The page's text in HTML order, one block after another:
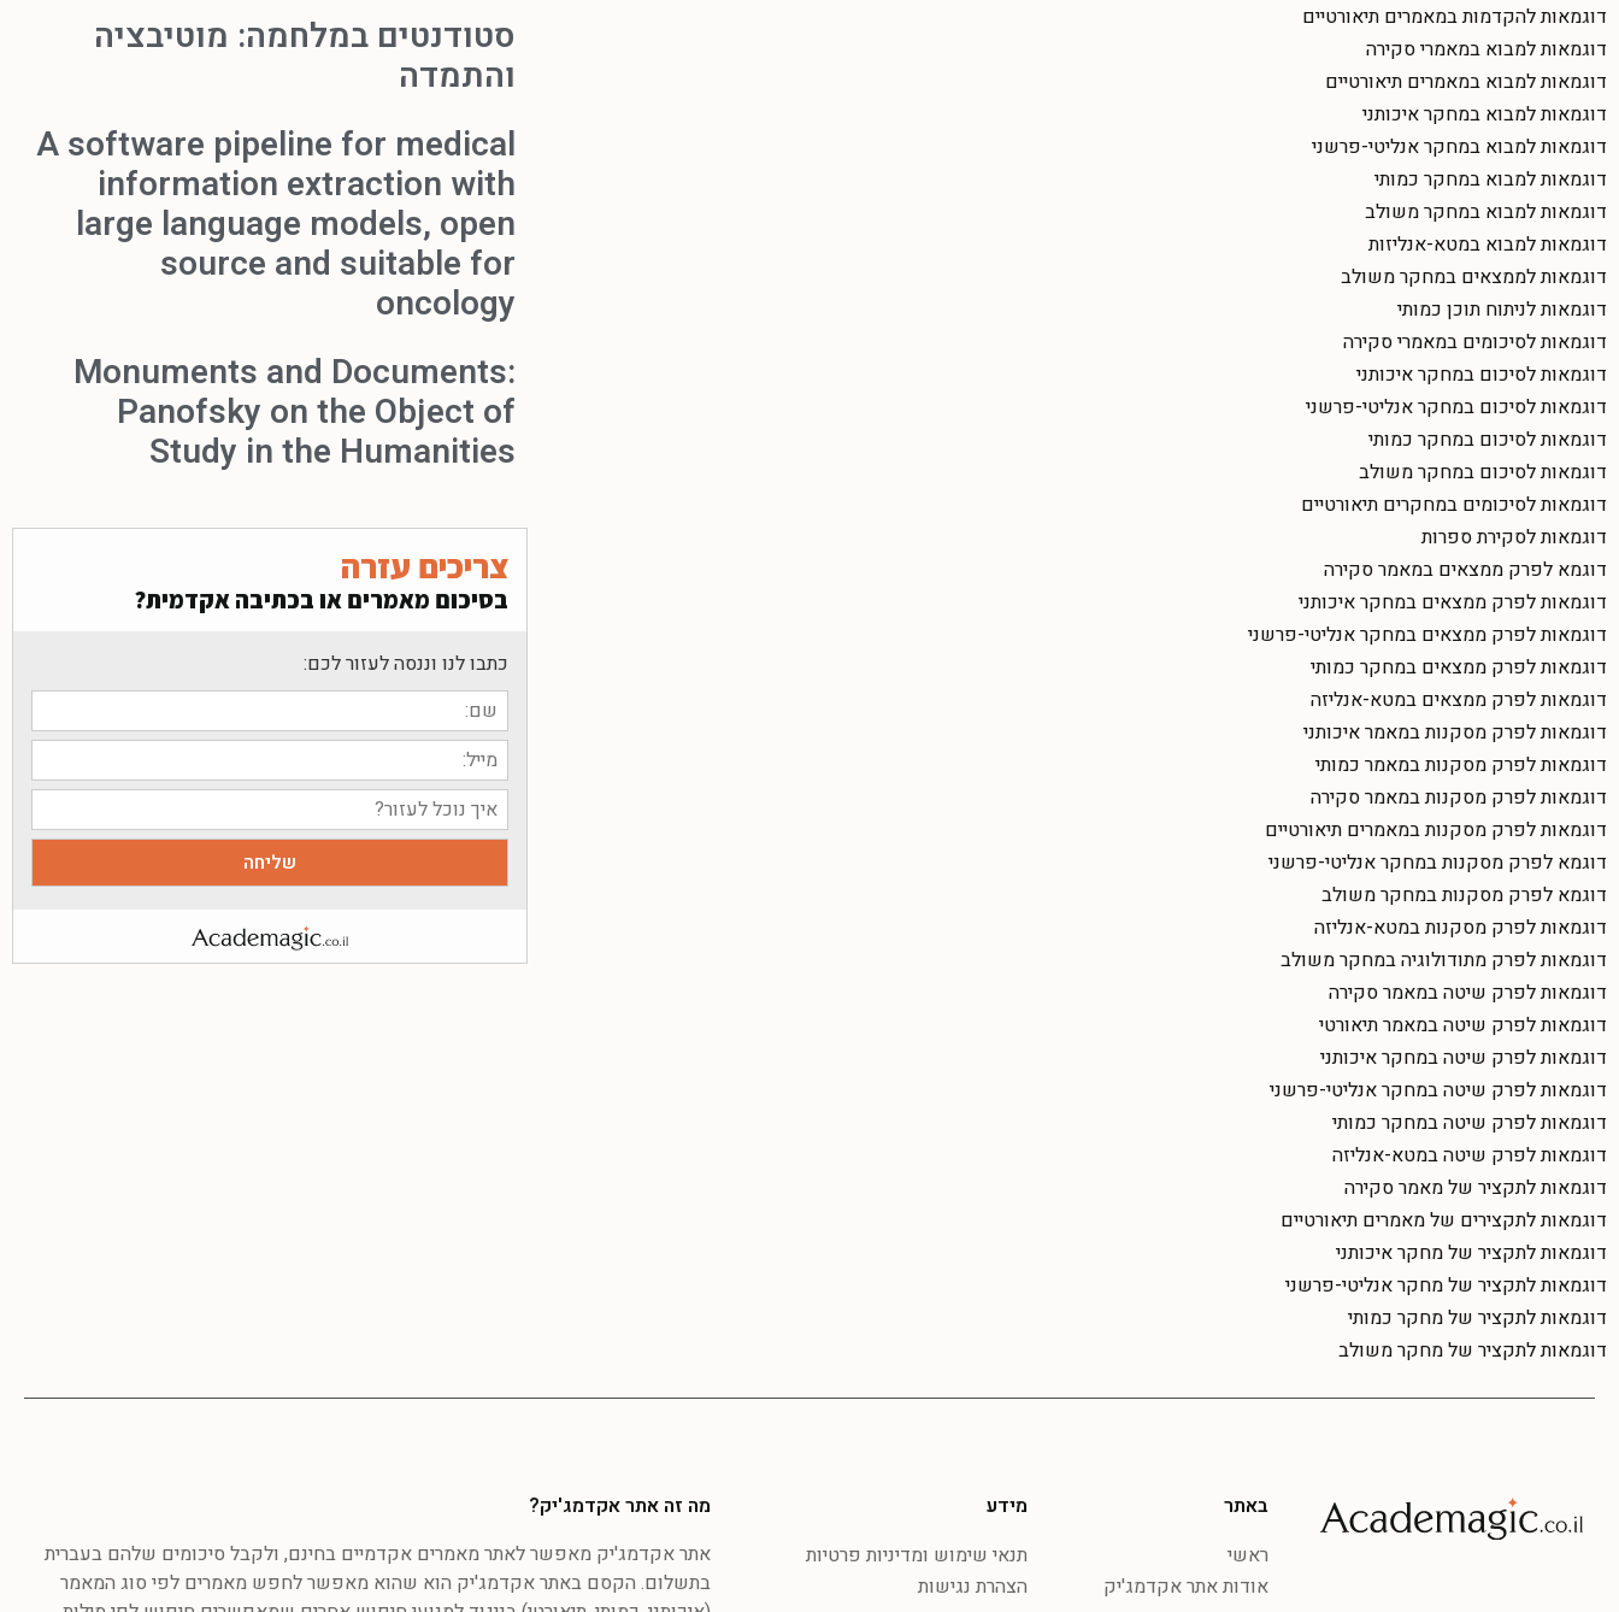
דוגמאות להקדמות במאמרים תיאורטיים
דוגמאות למבוא במאמרי סקירה
דוגמאות למבוא במאמרים תיאורטיים
דוגמאות למבוא במחקר איכותני
דוגמאות למבוא במחקר אנליטי-פרשני
דוגמאות למבוא במחקר כמותי
דוגמאות למבוא במחקר משולב
דוגמאות למבוא במטא-אנליזות
דוגמאות לממצאים במחקר משולב
דוגמאות לניתוח תוכן כמותי
דוגמאות לסיכומים במאמרי סקירה
דוגמאות לסיכום במחקר איכותני
דוגמאות לסיכום במחקר אנליטי-פרשני
דוגמאות לסיכום במחקר כמותי
דוגמאות לסיכום במחקר משולב
דוגמאות לסיכומים במחקרים תיאורטיים
דוגמאות לסקירת ספרות
דוגמא לפרק ממצאים במאמר סקירה
דוגמאות לפרק ממצאים במחקר איכותני
דוגמאות לפרק ממצאים במחקר אנליטי-פרשני
דוגמאות לפרק ממצאים במחקר כמותי
דוגמאות לפרק ממצאים במטא-אנליזה
דוגמאות לפרק מסקנות במאמר איכותני
דוגמאות לפרק מסקנות במאמר כמותי
דוגמאות לפרק מסקנות במאמר סקירה
דוגמאות לפרק מסקנות במאמרים תיאורטיים
דוגמא לפרק מסקנות במחקר אנליטי-פרשני
דוגמא לפרק מסקנות במחקר משולב
דוגמאות לפרק מסקנות במטא-אנליזה
דוגמאות לפרק מתודולוגיה במחקר משולב
דוגמאות לפרק שיטה במאמר סקירה
דוגמאות לפרק שיטה במאמר תיאורטי
דוגמאות לפרק שיטה במחקר איכותני
דוגמאות לפרק שיטה במחקר אנליטי-פרשני
דוגמאות לפרק שיטה במחקר כמותי
דוגמאות לפרק שיטה במטא-אנליזה
דוגמאות לתקציר של מאמר סקירה
דוגמאות לתקצירים של מאמרים תיאורטיים
דוגמאות לתקציר של מחקר איכותני
דוגמאות לתקציר של מחקר אנליטי-פרשני
דוגמאות לתקציר של מחקר כמותי
דוגמאות לתקציר של מחקר משולב
סטודנטים במלחמה: מוטיבציה
והתמדה
A software pipeline for medical
information extraction with
large language models, open
source and suitable for
oncology
Monuments and Documents:
Panofsky on the Object of
Study in the Humanities
צריכים עזרה
בסיכום מאמרים או בכתיבה אקדמית?
כתבו לנו וננסה לעזור לכם:
באתר
ראשי
אודות אתר אקדמג'יק
מידע
תנאי שימוש ומדיניות פרטיות
הצהרת נגישות
מה זה אתר אקדמג'יק?
אתר אקדמג'יק מאפשר לאתר מאמרים אקדמיים בחינם, ולקבל סיכומים שלהם בעברית
בתשלום. הקסם באתר אקדמג'יק הוא שהוא מאפשר לחפש מאמרים לפי סוג המאמר